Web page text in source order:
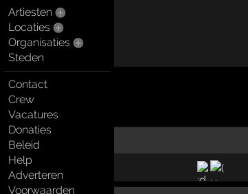
Artiesten
Locaties
Organisaties
Steden
Contact
Crew
Vacatures
Donaties
Beleid
Help
Adverteren
Voorwaarden